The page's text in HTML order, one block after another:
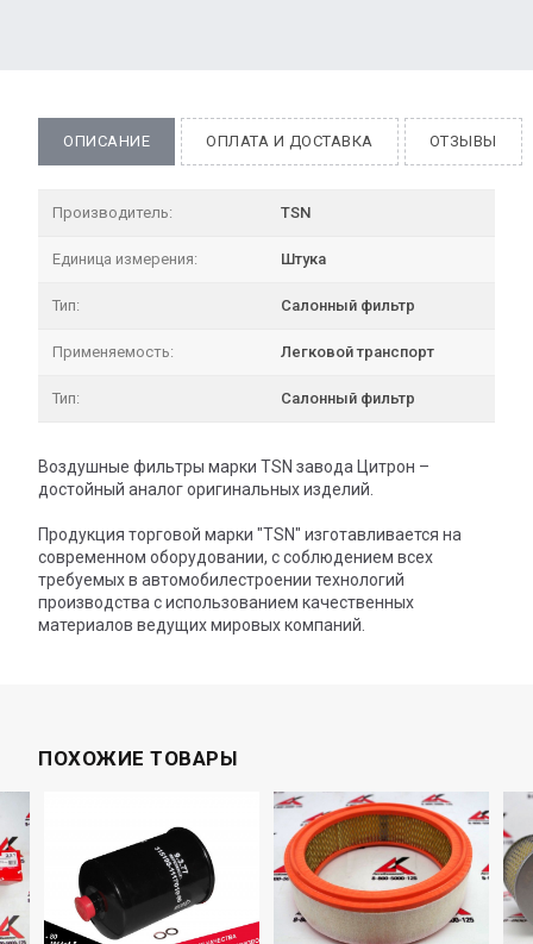
ОПИСАНИЕ ОПЛАТА И ДОСТАВКА ОТЗЫВЫ
Производитель: TSN
Единица измерения: Штука
Тип: Салонный фильтр
Применяемость: Легковой транспорт
Тип: Салонный фильтр
Воздушные фильтры марки TSN завода Цитрон –
достойный аналог оригинальных изделий.
Продукция торговой марки "TSN" изготавливается на
современном оборудовании, с соблюдением всех
требуемых в автомобилестроении технологий
производства с использованием качественных
материалов ведущих мировых компаний.
ПОХОЖИЕ ТОВАРЫ